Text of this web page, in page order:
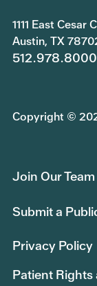
1111 East Cesar
Austin, TX
512.978.8000
Copyright ©
Join Our Team
Submit a
Privacy Policy
Patient